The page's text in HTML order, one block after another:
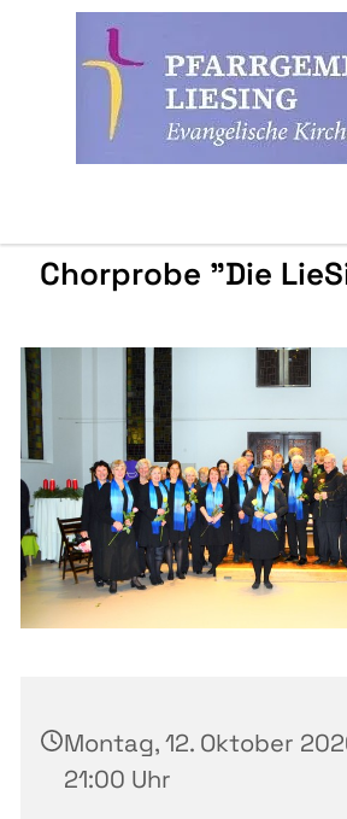
Chorprobe "Die
Montag, 12. Oktober
21:00 Uhr